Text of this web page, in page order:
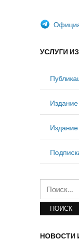
УСЛУГИ
НОВОСТИ